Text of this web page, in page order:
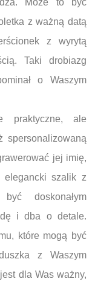
Może to być
z ważną datą
z wyrytą
Taki drobiazg
o Waszym
praktyczne, ale
spersonalizowaną
jej imię,
elegancki szalik z
doskonałym
i dba o detale.
które mogą być
z Waszym
dla Was ważny,